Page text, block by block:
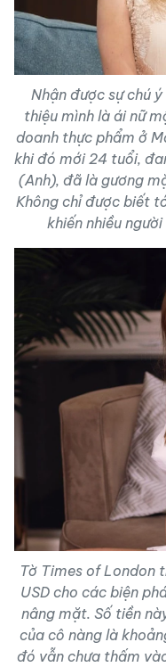
Nhận được sự chú
thiệu mình là ái nữ
doanh thực phẩm ở
khi đó mới 24 tuổi,
(Anh), đã là gương
Không chỉ được biết
khiến nhiều
Tờ Times of London
USD cho các biện
nâng mặt. Số tiền
của cô nàng là
đó vẫn chưa thấm